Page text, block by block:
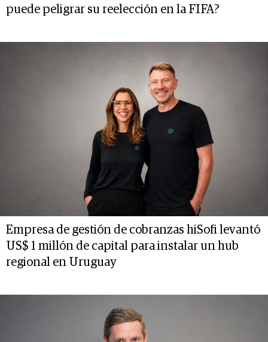
puede peligrar su reelección en la FIFA?
Empresa de gestión de cobranzas hiSofi levantó
US$ 1 millón de capital para instalar un hub
regional en Uruguay